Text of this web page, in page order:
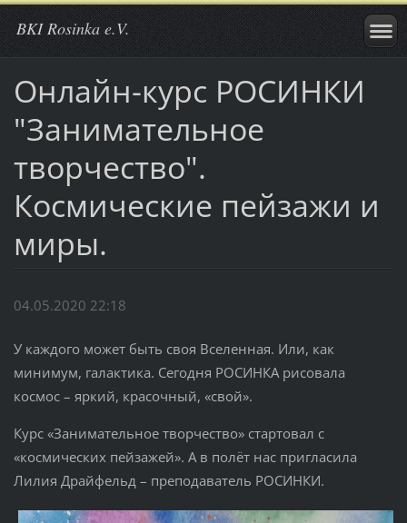
BKI Rosinka e.V.
Онлайн-курс РОСИНКИ
"Занимательное
творчество".
Космические пейзажи и
миры.
04.05.2020 22:18
У каждого может быть своя Вселенная. Или, как
минимум, галактика. Сегодня РОСИНКА рисовала
космос – яркий, красочный, «свой».
Курс «Занимательное творчество» стартовал с
«космических пейзажей». А в полёт нас пригласила
Лилия Драйфельд – преподаватель РОСИНКИ.